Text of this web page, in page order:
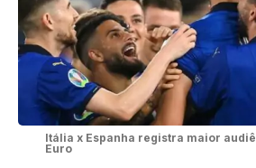
Itália x Espanha registra maior
Euro